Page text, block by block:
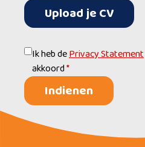
Upload je CV
Ik heb dePrivacy Statement
akkoord*
Indienen